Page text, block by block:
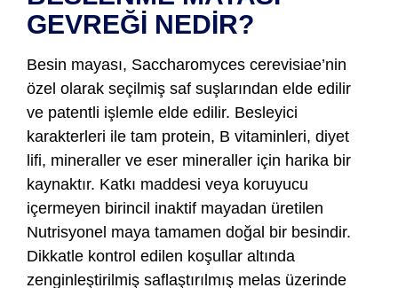
GEVREĞİ NEDİR?
Besin mayası, Saccharomyces cerevisiae’nin
özel olarak seçilmiş saf suşlarından elde edilir
ve patentli işlemle elde edilir. Besleyici
karakterleri ile tam protein, B vitaminleri, diyet
lifi, mineraller ve eser mineraller için harika bir
kaynaktır. Katkı maddesi veya koruyucu
içermeyen birincil inaktif mayadan üretilen
Nutrisyonel maya tamamen doğal bir besindir.
Dikkatle kontrol edilen koşullar altında
zenginleştirilmiş saflaştırılmış melas üzerinde